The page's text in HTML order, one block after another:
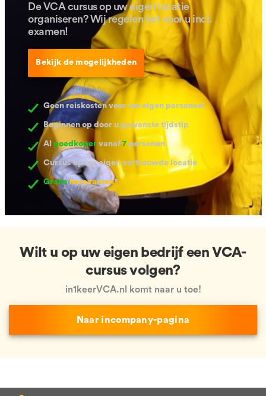
De VCA cursus op uw eigen locatie
organiseren? Wij regelen het voor u incl.
examen!
Bekijk de mogelijkheden
Geen reiskosten voor uw eigen personeel
Beginnen op door u gewenste tijdstip
Algoedkoper vanaf7personen
Cursus op uw eigen vertrouwde locatie
Gratis herexamen*
Wilt u op uw eigen bedrijf een VCA-
cursus volgen?
in1keerVCA.nl komt naar u toe!
Naar incompany-pagina